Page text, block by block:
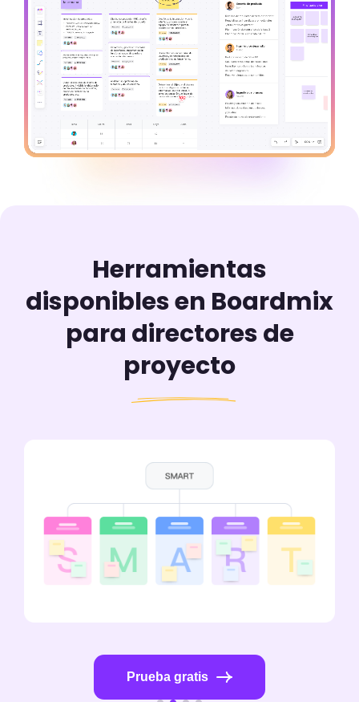
Precios
Herramientas
disponibles en Boardmix
para directores de
proyecto
Prueba gratis